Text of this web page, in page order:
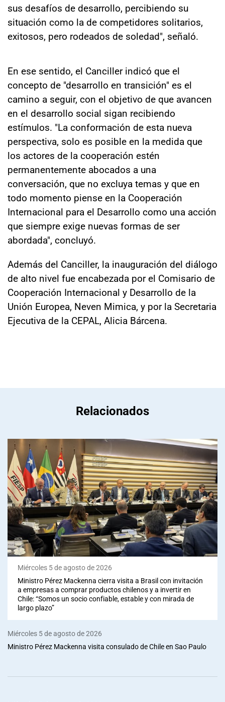
sus desafíos de desarrollo, percibiendo su
situación como la de competidores solitarios,
exitosos, pero rodeados de soledad", señaló.
En ese sentido, el Canciller indicó que el
concepto de "desarrollo en transición" es el
camino a seguir, con el objetivo de que avancen
en el desarrollo social sigan recibiendo
estímulos. "La conformación de esta nueva
perspectiva, solo es posible en la medida que
los actores de la cooperación estén
permanentemente abocados a una
conversación, que no excluya temas y que en
todo momento piense en la Cooperación
Internacional para el Desarrollo como una acción
que siempre exige nuevas formas de ser
abordada", concluyó.
Además del Canciller, la inauguración del diálogo
de alto nivel fue encabezada por el Comisario de
Cooperación Internacional y Desarrollo de la
Unión Europea, Neven Mimica, y por la Secretaria
Ejecutiva de la CEPAL, Alicia Bárcena.
Relacionados
Miércoles 5 de agosto de 2026
Ministro Pérez Mackenna cierra visita a Brasil con invitación
a empresas a comprar productos chilenos y a invertir en
Chile: “Somos un socio confiable, estable y con mirada de
largo plazo”
Miércoles 5 de agosto de 2026
Ministro Pérez Mackenna visita consulado de Chile en Sao Paulo